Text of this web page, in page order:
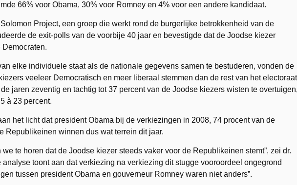
66% voor Obama, 30% voor Romney en 4% voor een andere kandidaat.
Project, een groep die werkt rond de burgerlijke betrokkenheid van de
de exit-polls van de voorbije 40 jaar en bevestigde dat de Joodse kiezer
elke individuele staat als de nationale gegevens samen te bestuderen, vonden de
veeleer Democratisch en meer liberaal stemmen dan de rest van het
jaren zeventig en tachtig tot 37 percent van de Joodse kiezers wisten te
à 23 percent.
het licht dat president Obama bij de verkiezingen in 2008, 74 procent van de
Republikeinen winnen dus wat terrein dit jaar.
te horen dat de Joodse kiezer steeds vaker voor de Republikeinen stemt”, zei dr.
analyse toont aan dat verkiezing na verkiezing dit stugge vooroordeel ongegrond
tussen president Obama en gouverneur Romney waren niet anders”.